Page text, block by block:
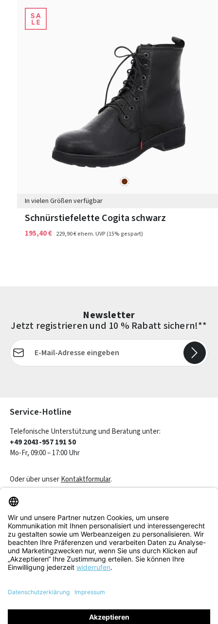
braun
In vielen Größen verfügbar
Schnürstiefelette Cogita schwarz
195,40 € 229,90 €ehem. UVP(15% gespart)
Newsletter
Jetzt registrieren und 10 % Rabatt sichern!**
E-Mail-Adresse*
Service-Hotline
Telefonische Unterstützung und Beratung unter:
+49 2043-957 191 50
Mo-Fr, 09:00 – 17:00 Uhr
Oder über unserKontaktformular.
Service & Beratung
Informationen